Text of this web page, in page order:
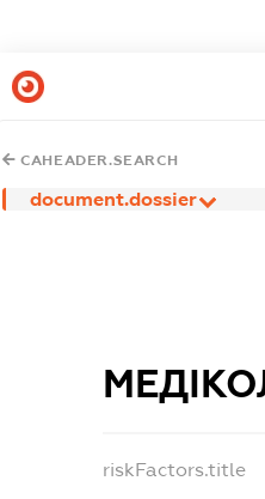
CAHEADER.SEARCH
document.dossier
riskFactors.title